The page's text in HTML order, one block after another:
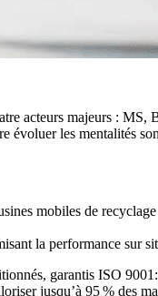
acteurs majeurs : MS,
évoluer les mentalités
mobiles de
la performance sur
garantis ISO
jusqu’à 95 % des